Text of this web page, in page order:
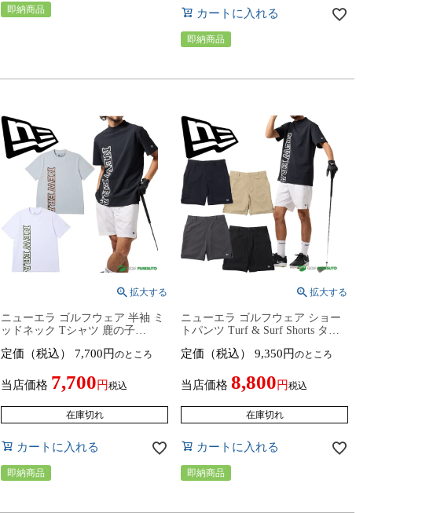
即納商品 カートに入れる
即納商品
ニューエラ ゴルフウェア 半袖 ミ
ッドネック Tシャツ 鹿の子
ーシャツ ユニセックス 14859920
夏モデル NEW ERA NEWERA
Golf メンズ レディース ニューエ
ラゴルフ 吸汗速乾 紫外線カット
定価（税込） 7,700 のところ
当店価格 7,700 税込
在庫切れ
カートに入れる
即納商品
ニューエラ ゴルフウェア ショー
トパンツ Turf & Surf Shorts ター
ックス 14859947／14859949／
2026年春夏モデル NEW ERA
NEWERA Golf メンズ レディース
ニューエラゴルフ ボトムス 短パ
ン ハーフパンツ
定価（税込） 9,350 のところ
当店価格 8,800 税込
在庫切れ
カートに入れる
即納商品